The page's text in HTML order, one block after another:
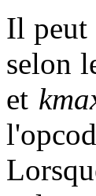
Il peut
selon
et